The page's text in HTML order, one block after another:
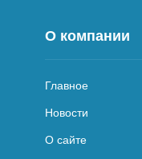
О компании
Главное
Новости
О сайте